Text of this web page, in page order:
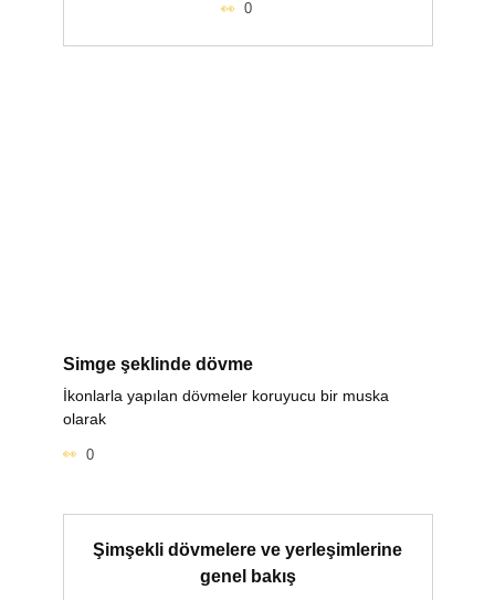
0
Simge şeklinde dövme
İkonlarla yapılan dövmeler koruyucu bir muska
olarak
0
Şimşekli dövmelere ve yerleşimlerine
genel bakış